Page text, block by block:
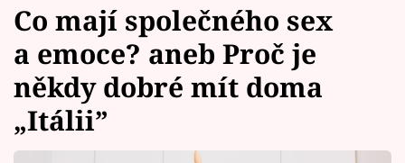
Témata
Celebrity
Vztahy
Co mají společného sex
a emoce? aneb Proč je
někdy dobré mít doma
„Itálii”